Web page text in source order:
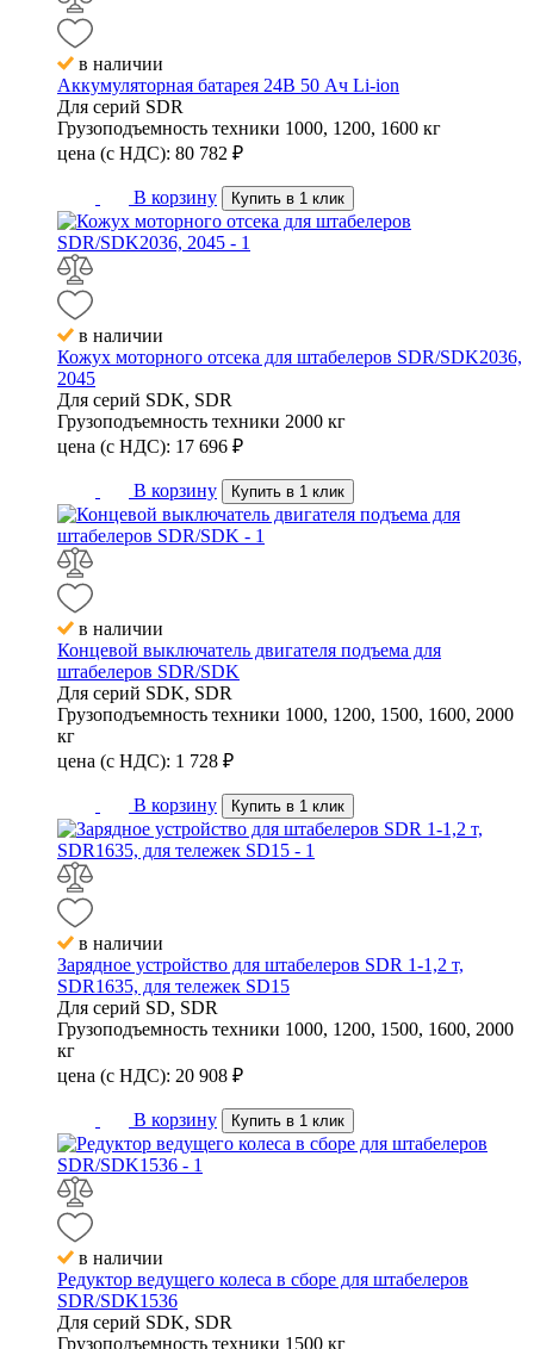
в наличии
Аккумуляторная батарея 24В 50 Ач Li-ion
Для серий SDR
Грузоподъемность техники 1000, 1200, 1600 кг
цена (с НДС): 80 782 ₽
В корзину Купить в 1 клик
в наличии
Кожух моторного отсека для штабелеров SDR/SDK2036,
2045
Для серий SDK, SDR
Грузоподъемность техники 2000 кг
цена (с НДС): 17 696 ₽
В корзину Купить в 1 клик
в наличии
Концевой выключатель двигателя подъема для
штабелеров SDR/SDK
Для серий SDK, SDR
Грузоподъемность техники 1000, 1200, 1500, 1600, 2000
кг
цена (с НДС): 1 728 ₽
В корзину Купить в 1 клик
в наличии
Зарядное устройство для штабелеров SDR 1-1,2 т,
SDR1635, для тележек SD15
Для серий SD, SDR
Грузоподъемность техники 1000, 1200, 1500, 1600, 2000
кг
цена (с НДС): 20 908 ₽
В корзину Купить в 1 клик
в наличии
Редуктор ведущего колеса в сборе для штабелеров
SDR/SDK1536
Для серий SDK, SDR
Грузоподъемность техники 1500 кг